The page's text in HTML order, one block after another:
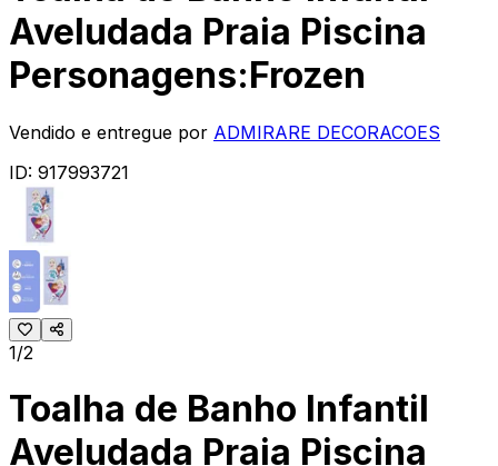
Aveludada Praia Piscina
Personagens:Frozen
Vendido e entregue por ADMIRARE DECORACOES
ID: 917993721
1/2
Toalha de Banho Infantil
Aveludada Praia Piscina